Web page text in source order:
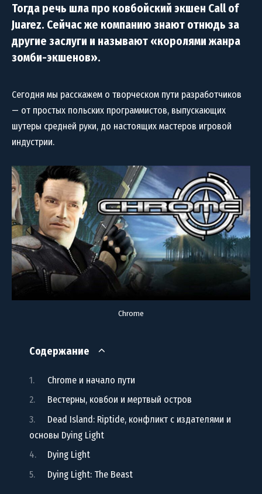
Тогда речь шла про ковбойский экшен Call of
Juarez. Сейчас же компанию знают отнюдь за
другие заслуги и называют «королями жанра
зомби-экшенов».
Сегодня мы расскажем о творческом пути разработчиков
— от простых польских программистов, выпускающих
шутеры средней руки, до настоящих мастеров игровой
индустрии.
Chrome
Содержание
Chrome и начало пути
Вестерны, ковбои и мертвый остров
Dead Island: Riptide, конфликт с издателями и
основы Dying Light
Dying Light
Dying Light: The Beast